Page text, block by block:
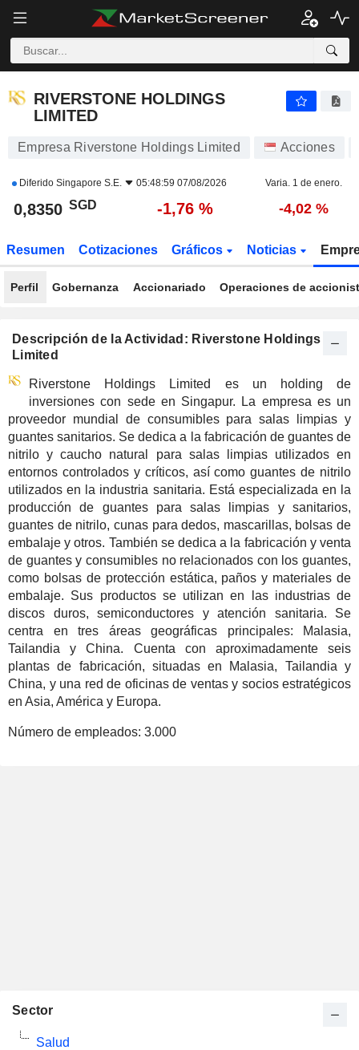
RIVERSTONE HOLDINGS
LIMITED
Empresa Riverstone Holdings Limited Acciones
Diferido Singapore S.E. 05:48:59 07/08/2026 Varia. 1 de enero.
0,8350 SGD -1,76 % -4,02 %
Resumen Cotizaciones Gráficos Noticias
Perfil Gobernanza Accionariado Operaciones de
Descripción de la Actividad: Riverstone Holdings
Limited
Riverstone Holdings Limited es un holding de
inversiones con sede en Singapur. La empresa es un
proveedor mundial de consumibles para salas limpias y
guantes sanitarios. Se dedica a la fabricación de guantes de
nitrilo y caucho natural para salas limpias utilizados en
entornos controlados y críticos, así como guantes de nitrilo
utilizados en la industria sanitaria. Está especializada en la
producción de guantes para salas limpias y sanitarios,
guantes de nitrilo, cunas para dedos, mascarillas, bolsas de
embalaje y otros. También se dedica a la fabricación y venta
de guantes y consumibles no relacionados con los guantes,
como bolsas de protección estática, paños y materiales de
embalaje. Sus productos se utilizan en las industrias de
discos duros, semiconductores y atención sanitaria. Se
centra en tres áreas geográficas principales: Malasia,
Tailandia y China. Cuenta con aproximadamente seis
plantas de fabricación, situadas en Malasia, Tailandia y
China, y una red de oficinas de ventas y socios estratégicos
en Asia, América y Europa.
Número de empleados: 3.000
Sector
Salud